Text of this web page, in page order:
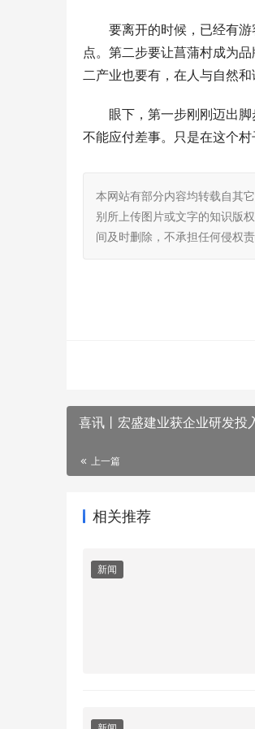
要离开的时候，已经有
点。第二步要让菖蒲村成为
二产业也要有，在人与自然和
眼下，第一步刚刚迈出
不能应付差事。只是在这个村
本网站有部分内容均转载自其
别所上传图片或文字的知识版
间及时删除，不承担任何侵权
喜讯丨宏盛建业获企业研发投
上一篇
相关推荐
新闻